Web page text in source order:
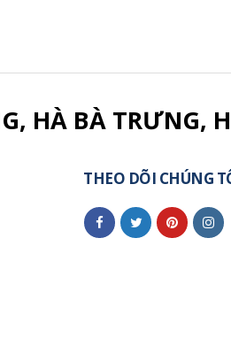
HÀ BÀ TRƯNG,
THEO DÕI CHÚNG